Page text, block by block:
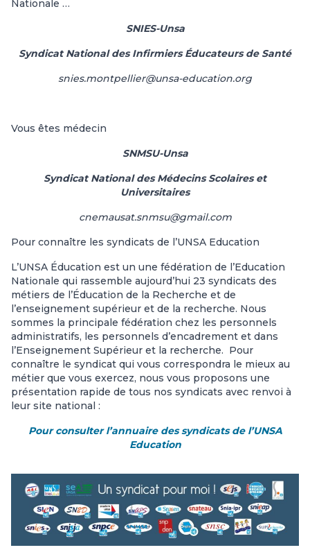
Nationale …
SNIES-Unsa
Syndicat National des Infirmiers Éducateurs de Santé
snies.montpellier@unsa-education.org
Vous êtes médecin
SNMSU-Unsa
Syndicat National des Médecins Scolaires et
Universitaires
cnemausat.snmsu@gmail.com
Pour connaître les syndicats de l’UNSA Education
L’UNSA Éducation est un une fédération de l’Education
Nationale qui rassemble aujourd’hui 23 syndicats des
métiers de l’Éducation de la Recherche et de
l’enseignement supérieur et de la recherche. Nous
sommes la principale fédération chez les personnels
administratifs, les personnels d’encadrement et dans
l’Enseignement Supérieur et la recherche. Pour
connaître le syndicat qui vous correspondra le mieux au
métier que vous exercez, nous vous proposons une
présentation rapide de tous nos syndicats avec renvoi à
leur site national :
Pour consulter l’annuaire des syndicats de l’UNSA
Education